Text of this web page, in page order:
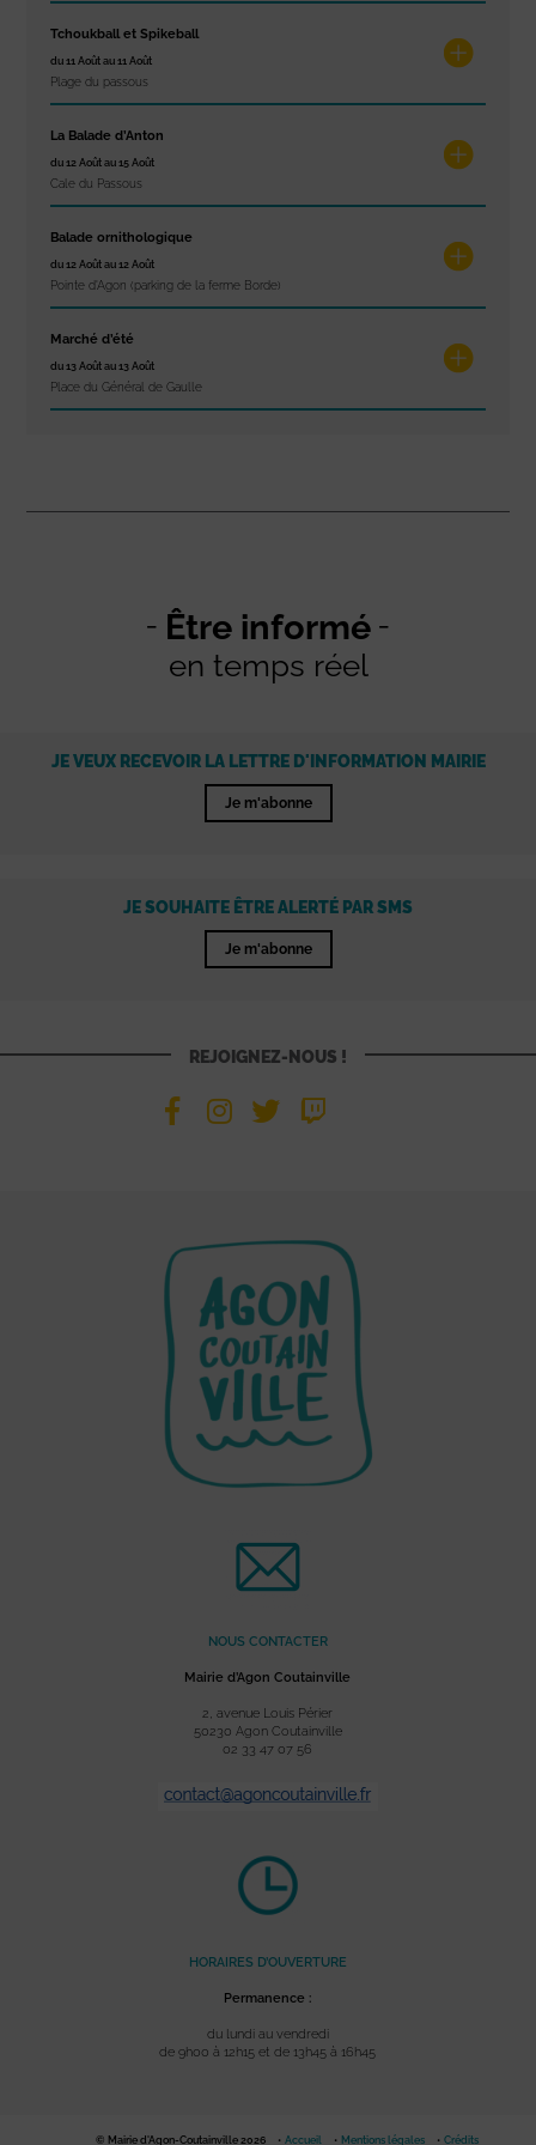
Tchoukball et Spikeball
du 11 Août au 11 Août
Plage du passous
La Balade d’Anton
du 12 Août au 15 Août
Cale du Passous
Balade ornithologique
du 12 Août au 12 Août
Pointe d'Agon (parking de la ferme Borde)
Marché d’été
du 13 Août au 13 Août
Place du Général de Gaulle
Être informé
en temps réel
JE VEUX RECEVOIR LA LETTRE D'INFORMATION MAIRIE
Je m'abonne
JE SOUHAITE ÊTRE ALERTÉ PAR SMS
Je m'abonne
REJOIGNEZ-NOUS !
NOUS CONTACTER
Mairie d’Agon Coutainville
2, avenue Louis Périer
50230 Agon Coutainville
02 33 47 07 56
HORAIRES D’OUVERTURE
Permanence :
du lundi au vendredi
de 9h00 à 12h15 et de 13h45 à 16h45
© Mairie d'Agon-Coutainville 2026 Accueil Mentions légales Crédits